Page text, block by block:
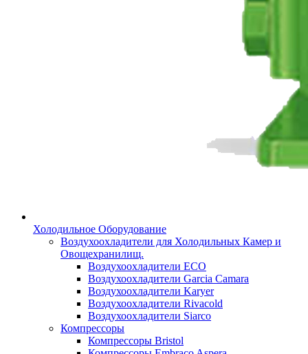
Холодильное Оборудование
Воздухоохладители для Холодильных Камер и
Овощехранилищ.
Воздухоохладители ECO
Воздухоохладители Garcia Camara
Воздухоохладители Karyer
Воздухоохладители Rivacold
Воздухоохладители Siarco
Компрессоры
Компрессоры Bristol